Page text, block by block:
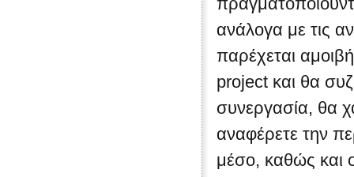
ανάλογα με τις
παρέχεται
project και θα
συνεργασία, θα
αναφέρετε την
μέσο, καθώς και